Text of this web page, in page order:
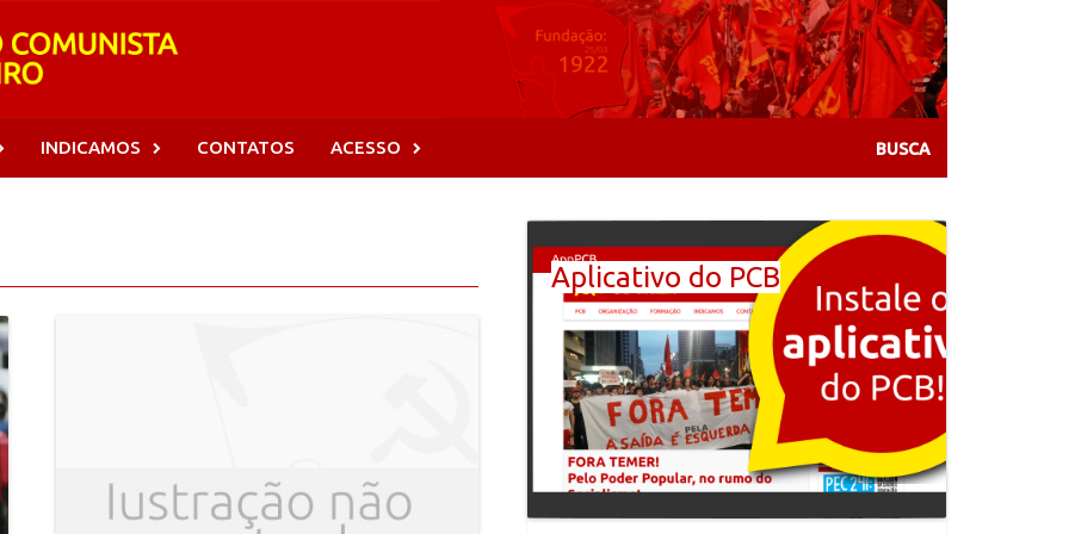
INDICAMOS CONTATOS ACESSO
Aplicativo do PCB